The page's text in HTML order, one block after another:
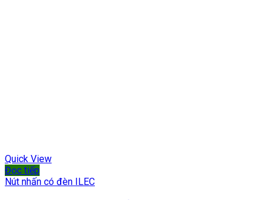
Quick View
Đọc tiếp
Nút nhấn có đèn ILEC